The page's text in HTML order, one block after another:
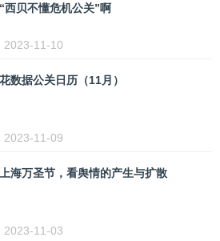
西贝不懂危机公关”啊
2023-11-10
数据公关日历（11月）
2023-11-09
海万圣节，看舆情的产生与扩散
2023-11-03